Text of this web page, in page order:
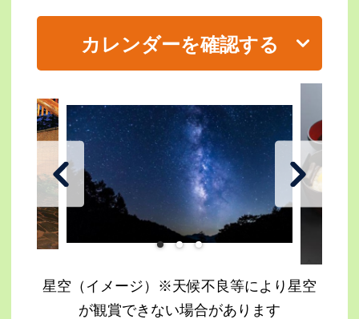
カレンダーを確認する
星空（イメージ）※天候不良等により星空
が観賞できない場合があります